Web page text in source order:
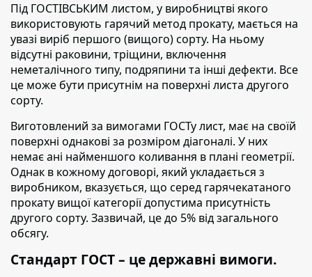
Під ГОСТІВСЬКИМ листом, у виробництві якого
використовують гарячий метод прокату, мається на
увазі виріб першого (вищого) сорту. На ньому
відсутні раковини, тріщини, включення
неметалічного типу, подряпини та інші дефекти. Все
це може бути присутнім на поверхні листа другого
сорту.
Виготовлений за вимогами ГОСТу лист, має на своїй
поверхні однакові за розміром діагоналі. У них
немає ані найменшого коливання в плані геометрії.
Однак в кожному договорі, який укладається з
виробником, вказується, що серед гарячекатаного
прокату вищої категорії допустима присутність
другого сорту. Зазвичай, це до 5% від загального
обсягу.
Стандарт ГОСТ – це державні вимоги.